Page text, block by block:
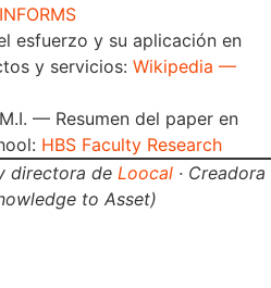
esfuerzo y su aplicación en
y servicios: Wikipedia —
— Resumen del paper en
HBS Faculty Research
directora de Loocal · Creadora
to Asset)